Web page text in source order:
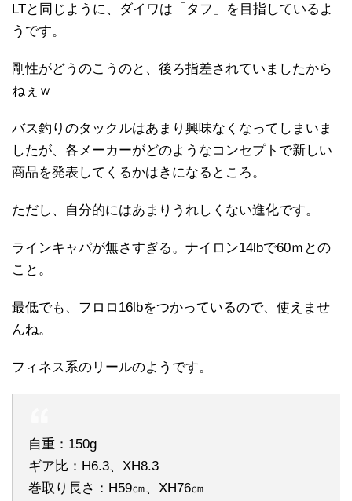
LTと同じように、ダイワは「タフ」を目指しているよ
うです。
剛性がどうのこうのと、後ろ指差されていましたから
ねぇｗ
バス釣りのタックルはあまり興味なくなってしまいま
したが、各メーカーがどのようなコンセプトで新しい
商品を発表してくるかはきになるところ。
ただし、自分的にはあまりうれしくない進化です。
ラインキャパが無さすぎる。ナイロン14lbで60ｍとの
こと。
最低でも、フロロ16lbをつかっているので、使えませ
んね。
フィネス系のリールのようです。
自重：150g
ギア比：H6.3、XH8.3
巻取り長さ：H59㎝、XH76㎝